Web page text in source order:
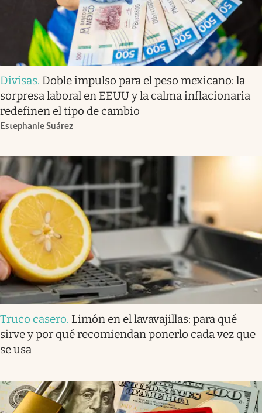
Divisas. Doble impulso para el peso mexicano: la
sorpresa laboral en EEUU y la calma inflacionaria
redefinen el tipo de cambio
Estephanie Suárez
Truco casero. Limón en el lavavajillas: para qué
sirve y por qué recomiendan ponerlo cada vez que
se usa